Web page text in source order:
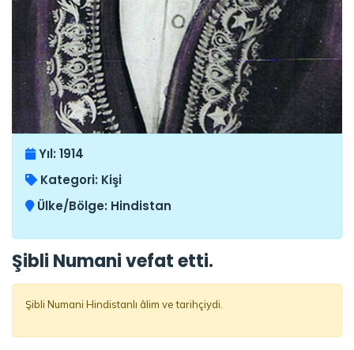
Yıl: 1914
Kategori: Kişi
Ülke/Bölge: Hindistan
Şibli Numani vefat etti.
Şibli Numani Hindistanlı âlim ve tarihçiydi.